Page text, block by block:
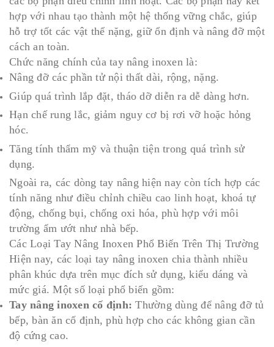
hợp với nhau tạo thành một hệ thống vững chắc, giúp
hỗ trợ tốt các vật thể nặng, giữ ổn định và nâng đỡ một
cách an toàn.
Chức năng chính của tay nâng inoxen là:
Nâng đỡ các phần tử nội thất dài, rộng, nặng.
Giúp quá trình lắp đặt, tháo dỡ diễn ra dễ dàng hơn.
Hạn chế rung lắc, giảm nguy cơ bị rơi vỡ hoặc hỏng
hóc.
Tăng tính thẩm mỹ và thuận tiện trong quá trình sử
dụng.
Ngoài ra, các dòng tay nâng hiện nay còn tích hợp các
tính năng như điều chỉnh chiều cao linh hoạt, khoá tự
động, chống bụi, chống oxi hóa, phù hợp với môi
trường ẩm ướt như nhà bếp.
Các Loại Tay Nâng Inoxen Phổ Biến Trên Thị Trường
Hiện nay, các loại tay nâng inoxen chia thành nhiều
phân khúc dựa trên mục đích sử dụng, kiểu dáng và
mức giá. Một số loại phổ biến gồm:
Tay nâng inoxen cố định: Thường dùng để nâng đỡ tủ
bếp, bàn ăn cố định, phù hợp cho các không gian cần
độ cứng cao.